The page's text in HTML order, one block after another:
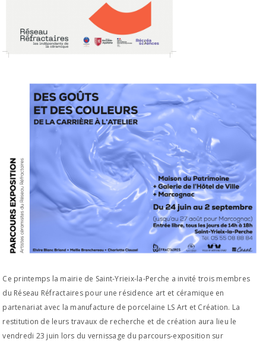
Ce printemps la mairie de Saint-Yrieix-la-Perche a invité trois membres
du Réseau Réfractaires pour une résidence art et céramique en
partenariat avec la manufacture de porcelaine LS Art et Création. La
restitution de leurs travaux de recherche et de création aura lieu le
vendredi 23 juin lors du vernissage du parcours-exposition sur